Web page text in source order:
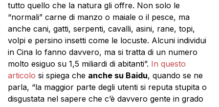
tutto quello che la natura gli offre. Non solo le
“normali” carne di manzo o maiale o il pesce, ma
anche cani, gatti, serpenti, cavalli, asini, rane, topi,
volpi e persino insetti come le locuste. Alcuni individui
in Cina lo fanno davvero, ma si tratta di un numero
molto esiguo su 1,5 miliardi di abitanti”. In questo
articolo si spiega che anche su Baidu, quando se ne
parla, “la maggior parte degli utenti si reputa stupita o
disgustata nel sapere che c’è davvero gente in grado